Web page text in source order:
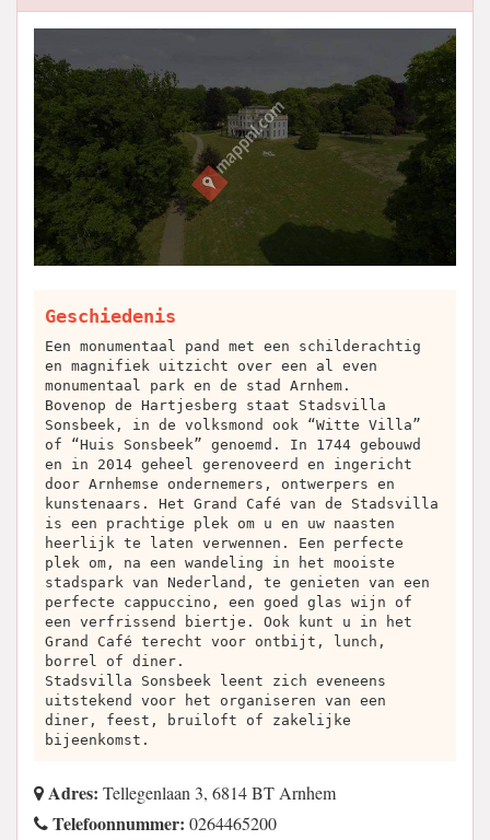
Geschiedenis
Een monumentaal pand met een schilderachtig
en magnifiek uitzicht over een al even
monumentaal park en de stad Arnhem.
Bovenop de Hartjesberg staat Stadsvilla
Sonsbeek, in de volksmond ook “Witte Villa”
of “Huis Sonsbeek” genoemd. In 1744 gebouwd
en in 2014 geheel gerenoveerd en ingericht
door Arnhemse ondernemers, ontwerpers en
kunstenaars. Het Grand Café van de Stadsvilla
is een prachtige plek om u en uw naasten
heerlijk te laten verwennen. Een perfecte
plek om, na een wandeling in het mooiste
stadspark van Nederland, te genieten van een
perfecte cappuccino, een goed glas wijn of
een verfrissend biertje. Ook kunt u in het
Grand Café terecht voor ontbijt, lunch,
borrel of diner.
Stadsvilla Sonsbeek leent zich eveneens
uitstekend voor het organiseren van een
diner, feest, bruiloft of zakelijke
bijeenkomst.
Adres: Tellegenlaan 3, 6814 BT Arnhem
Telefoonnummer: 0264465200